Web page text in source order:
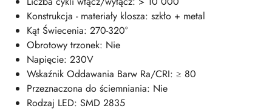
Konstrukcja - materiały klosza: szkło + metal
Kąt Świecenia: 270-320°
Obrotowy trzonek: Nie
Napięcie: 230V
Wskaźnik Oddawania Barw Ra/CRI: ≥ 80
Przeznaczona do ściemniania: Nie
Rodzaj LED: SMD 2835